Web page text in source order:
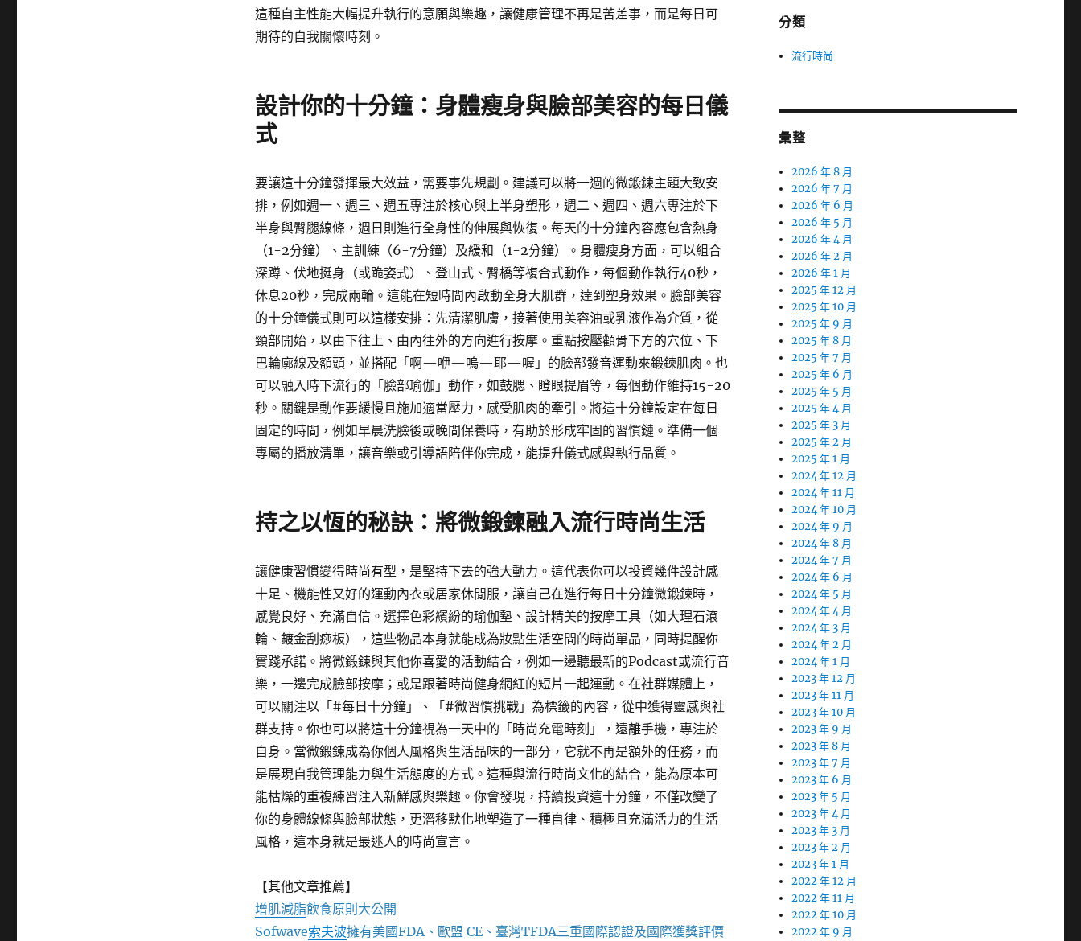
這種自主性能大幅提升執行的意願與樂趣，讓健康管理不再是苦差事，而是每日可
期待的自我關懷時刻。
設計你的十分鐘：身體瘦身與臉部美容的每日儀
式
要讓這十分鐘發揮最大效益，需要事先規劃。建議可以將一週的微鍛鍊主題大致安
排，例如週一、週三、週五專注於核心與上半身塑形，週二、週四、週六專注於下
半身與臀腿線條，週日則進行全身性的伸展與恢復。每天的十分鐘內容應包含熱身
（1-2分鐘）、主訓練（6-7分鐘）及緩和（1-2分鐘）。身體瘦身方面，可以組合
深蹲、伏地挺身（或跪姿式）、登山式、臀橋等複合式動作，每個動作執行40秒，
休息20秒，完成兩輪。這能在短時間內啟動全身大肌群，達到塑身效果。臉部美容
的十分鐘儀式則可以這樣安排：先清潔肌膚，接著使用美容油或乳液作為介質，從
頸部開始，以由下往上、由內往外的方向進行按摩。重點按壓顴骨下方的穴位、下
巴輪廓線及額頭，並搭配「啊—咿—嗚—耶—喔」的臉部發音運動來鍛鍊肌肉。也
可以融入時下流行的「臉部瑜伽」動作，如鼓腮、瞪眼提眉等，每個動作維持15-20
秒。關鍵是動作要緩慢且施加適當壓力，感受肌肉的牽引。將這十分鐘設定在每日
固定的時間，例如早晨洗臉後或晚間保養時，有助於形成牢固的習慣鏈。準備一個
專屬的播放清單，讓音樂或引導語陪伴你完成，能提升儀式感與執行品質。
持之以恆的秘訣：將微鍛鍊融入流行時尚生活
讓健康習慣變得時尚有型，是堅持下去的強大動力。這代表你可以投資幾件設計感
十足、機能性又好的運動內衣或居家休閒服，讓自己在進行每日十分鐘微鍛鍊時，
感覺良好、充滿自信。選擇色彩繽紛的瑜伽墊、設計精美的按摩工具（如大理石滾
輪、鍍金刮痧板），這些物品本身就能成為妝點生活空間的時尚單品，同時提醒你
實踐承諾。將微鍛鍊與其他你喜愛的活動結合，例如一邊聽最新的Podcast或流行音
樂，一邊完成臉部按摩；或是跟著時尚健身網紅的短片一起運動。在社群媒體上，
可以關注以「#每日十分鐘」、「#微習慣挑戰」為標籤的內容，從中獲得靈感與社
群支持。你也可以將這十分鐘視為一天中的「時尚充電時刻」，遠離手機，專注於
自身。當微鍛鍊成為你個人風格與生活品味的一部分，它就不再是額外的任務，而
是展現自我管理能力與生活態度的方式。這種與流行時尚文化的結合，能為原本可
能枯燥的重複練習注入新鮮感與樂趣。你會發現，持續投資這十分鐘，不僅改變了
你的身體線條與臉部狀態，更潛移默化地塑造了一種自律、積極且充滿活力的生活
風格，這本身就是最迷人的時尚宣言。
【其他文章推薦】
增肌減脂飲食原則大公開
Sofwave索夫波擁有美國FDA、歐盟 CE、臺灣TFDA三重國際認證及國際獲獎評價
分類
流行時尚
彙整
2026 年 8 月
2026 年 7 月
2026 年 6 月
2026 年 5 月
2026 年 4 月
2026 年 2 月
2026 年 1 月
2025 年 12 月
2025 年 10 月
2025 年 9 月
2025 年 8 月
2025 年 7 月
2025 年 6 月
2025 年 5 月
2025 年 4 月
2025 年 3 月
2025 年 2 月
2025 年 1 月
2024 年 12 月
2024 年 11 月
2024 年 10 月
2024 年 9 月
2024 年 8 月
2024 年 7 月
2024 年 6 月
2024 年 5 月
2024 年 4 月
2024 年 3 月
2024 年 2 月
2024 年 1 月
2023 年 12 月
2023 年 11 月
2023 年 10 月
2023 年 9 月
2023 年 8 月
2023 年 7 月
2023 年 6 月
2023 年 5 月
2023 年 4 月
2023 年 3 月
2023 年 2 月
2023 年 1 月
2022 年 12 月
2022 年 11 月
2022 年 10 月
2022 年 9 月